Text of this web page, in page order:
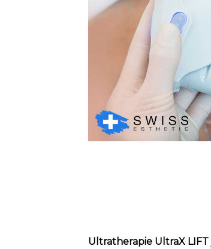
Ultratherapie UltraX LIFT